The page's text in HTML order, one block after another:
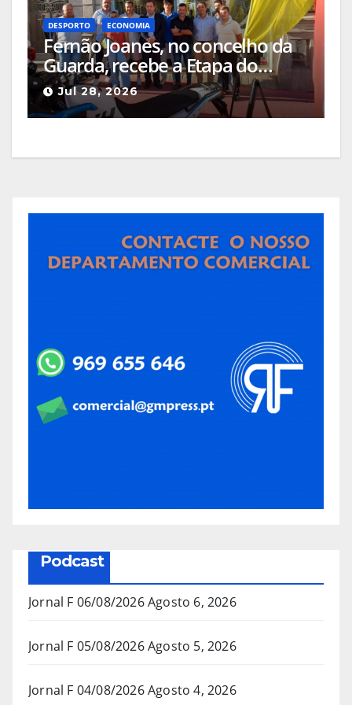
DESPORTO ECONOMIA
Fernão Joanes, no concelho da
Guarda, recebe a Etapa do
Campeonato Nacional de
Supercross a 8 de agosto
Jul 28, 2026
Podcast
Jornal F 06/08/2026Agosto 6, 2026
Jornal F 05/08/2026Agosto 5, 2026
Jornal F 04/08/2026Agosto 4, 2026